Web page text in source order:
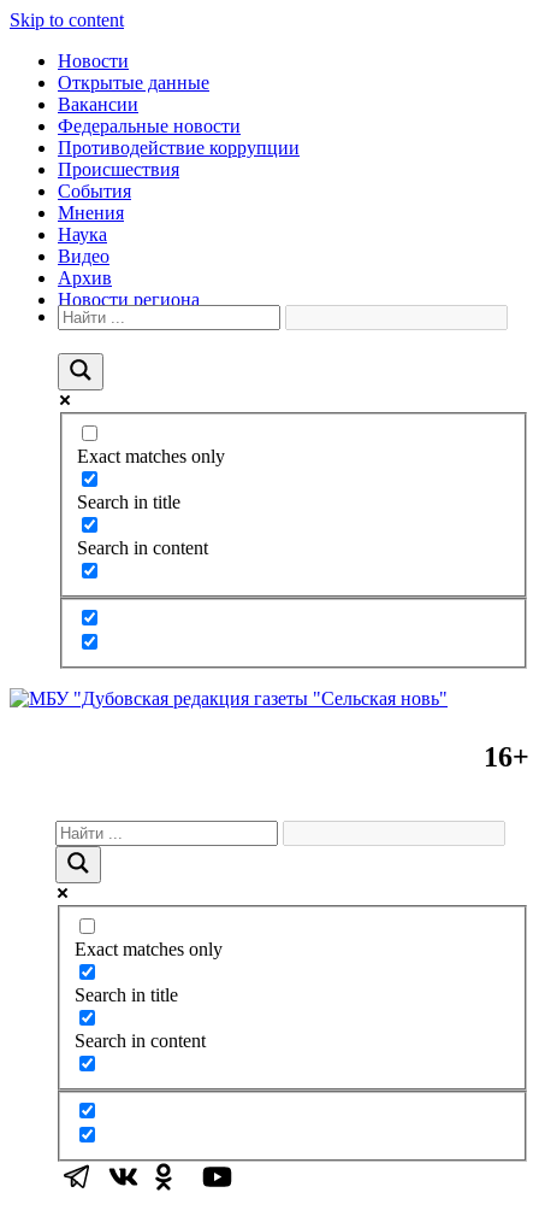
Skip to content
Новости
Открытые данные
Вакансии
Федеральные новости
Противодействие коррупции
Происшествия
События
Мнения
Наука
Видео
Архив
Новости региона
Exact matches only
Search in title
Search in content
16+
Exact matches only
Search in title
Search in content